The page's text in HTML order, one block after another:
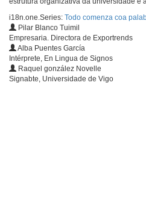
i18n.one.Series: Todo comenza coa
Pilar Blanco Tuimil
Empresaria. Directora de Exportrends
Alba Puentes García
Intérprete, En Lingua de Signos
Raquel gonzález Novelle
Signabte, Universidade de Vigo